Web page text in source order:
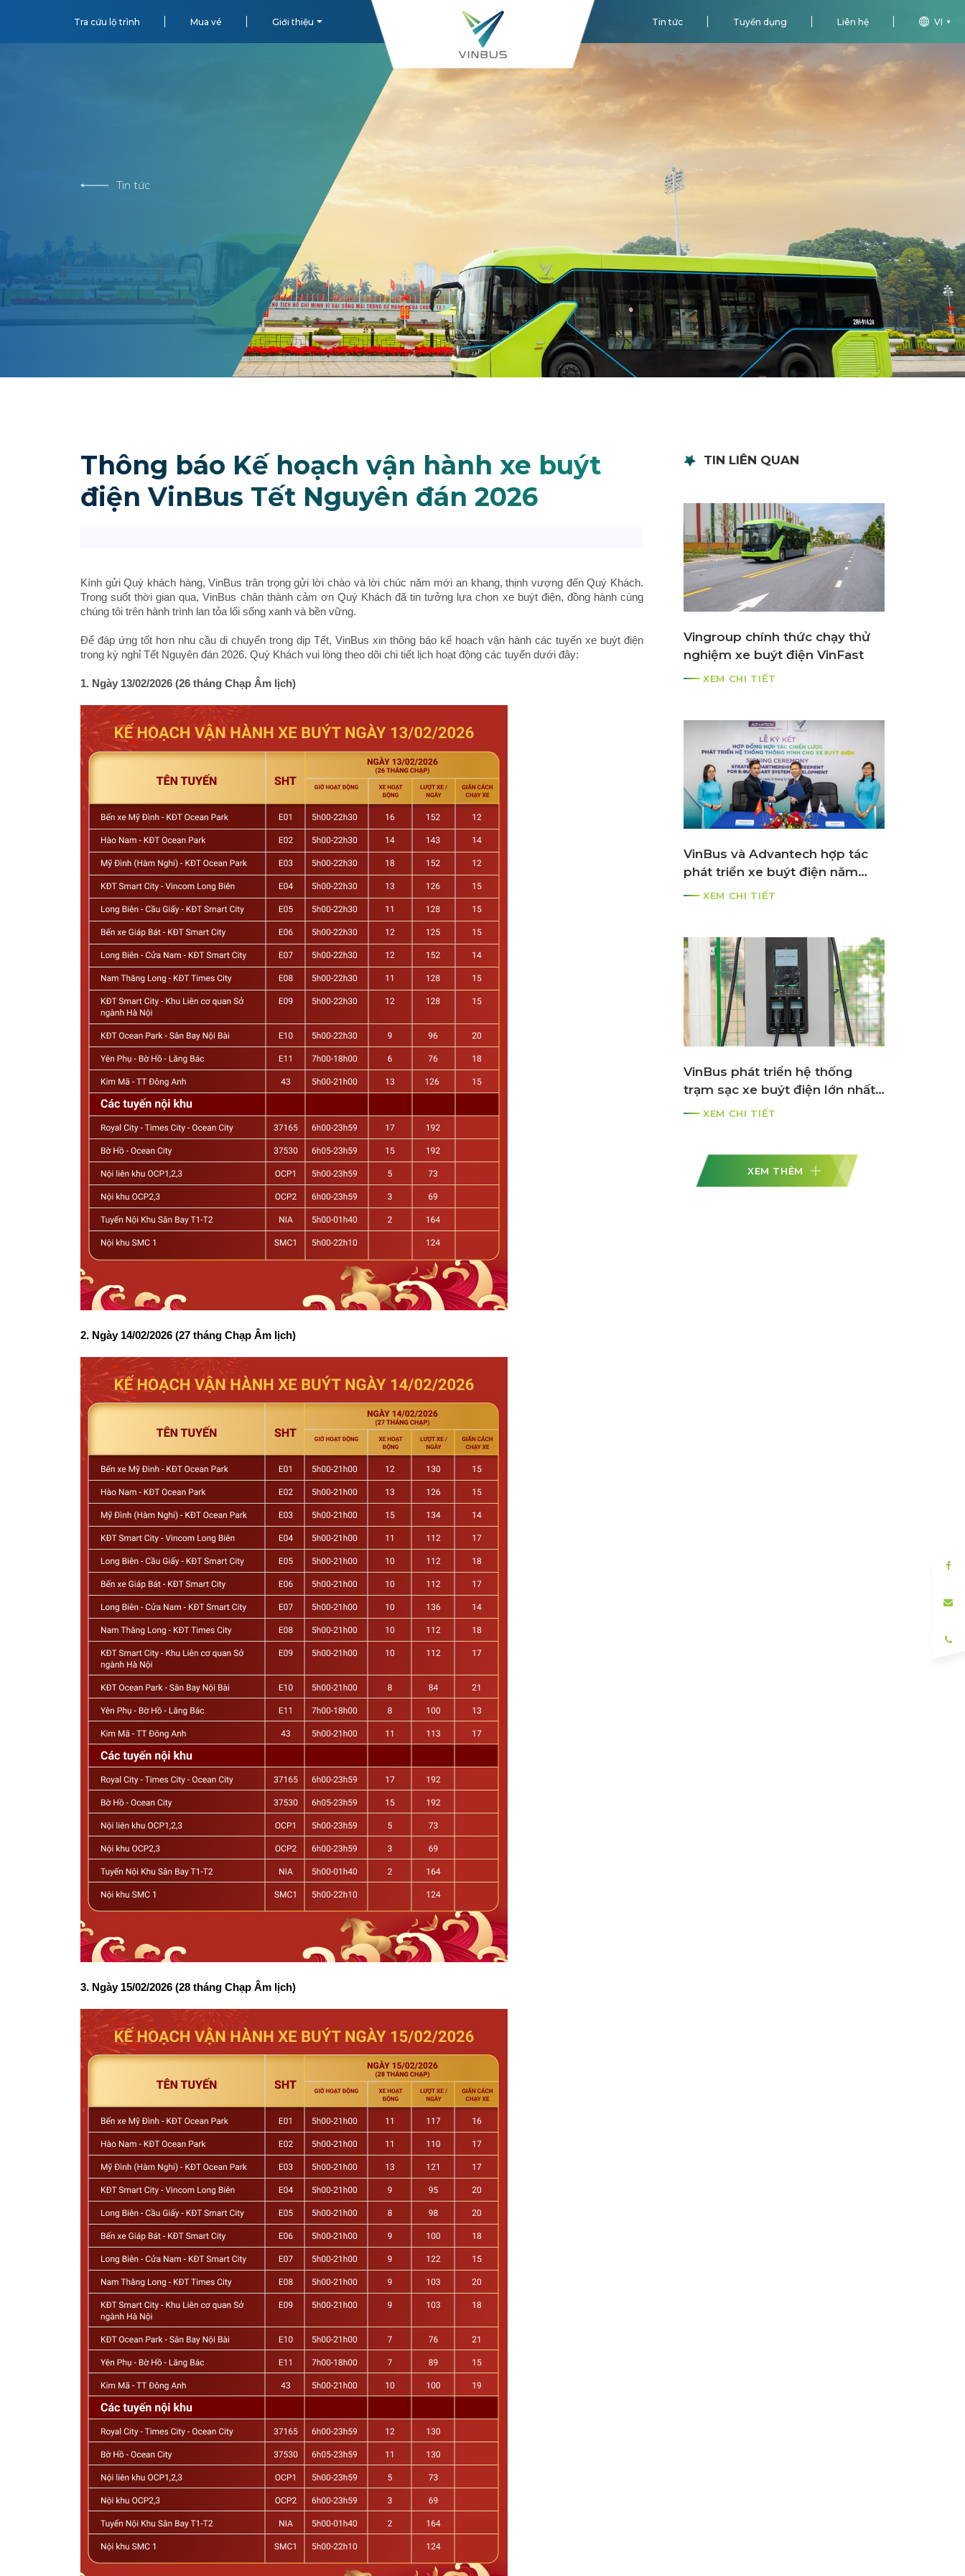
Tra cứu lộ trình Mua vé Giới thiệu Tin tức Tuyển dụng Liên hệ VI
Tin tức
Thông báo Kế hoạch vận hành xe buýt
điện VinBus Tết Nguyên đán 2026
Kính gửi Quý khách hàng, VinBus trân trọng gửi lời chào và lời chúc năm mới an khang, thịnh vượng đến Quý Khách.
Trong suốt thời gian qua, VinBus chân thành cảm ơn Quý Khách đã tin tưởng lựa chọn xe buýt điện, đồng hành cùng
chúng tôi trên hành trình lan tỏa lối sống xanh và bền vững.
Để đáp ứng tốt hơn nhu cầu di chuyển trong dịp Tết, VinBus xin thông báo kế hoạch vận hành các tuyến xe buýt điện
trong kỳ nghỉ Tết Nguyên đán 2026. Quý Khách vui lòng theo dõi chi tiết lịch hoạt động các tuyến dưới đây:
1. Ngày 13/02/2026 (26 tháng Chạp Âm lịch)
2. Ngày 14/02/2026 (27 tháng Chạp Âm lịch)
3. Ngày 15/02/2026 (28 tháng Chạp Âm lịch)
TIN LIÊN QUAN
Vingroup chính thức chạy thử
nghiệm xe buýt điện VinFast
XEM CHI TIẾT
VinBus và Advantech hợp tác
phát triển xe buýt điện năm
2021XEM CHI TIẾT
VinBus phát triển hệ thống
trạm sạc xe buýt điện lớn nhất
ASEAN
XEM CHI TIẾT
XEM THÊM